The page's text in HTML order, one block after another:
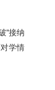
“接纳
学情